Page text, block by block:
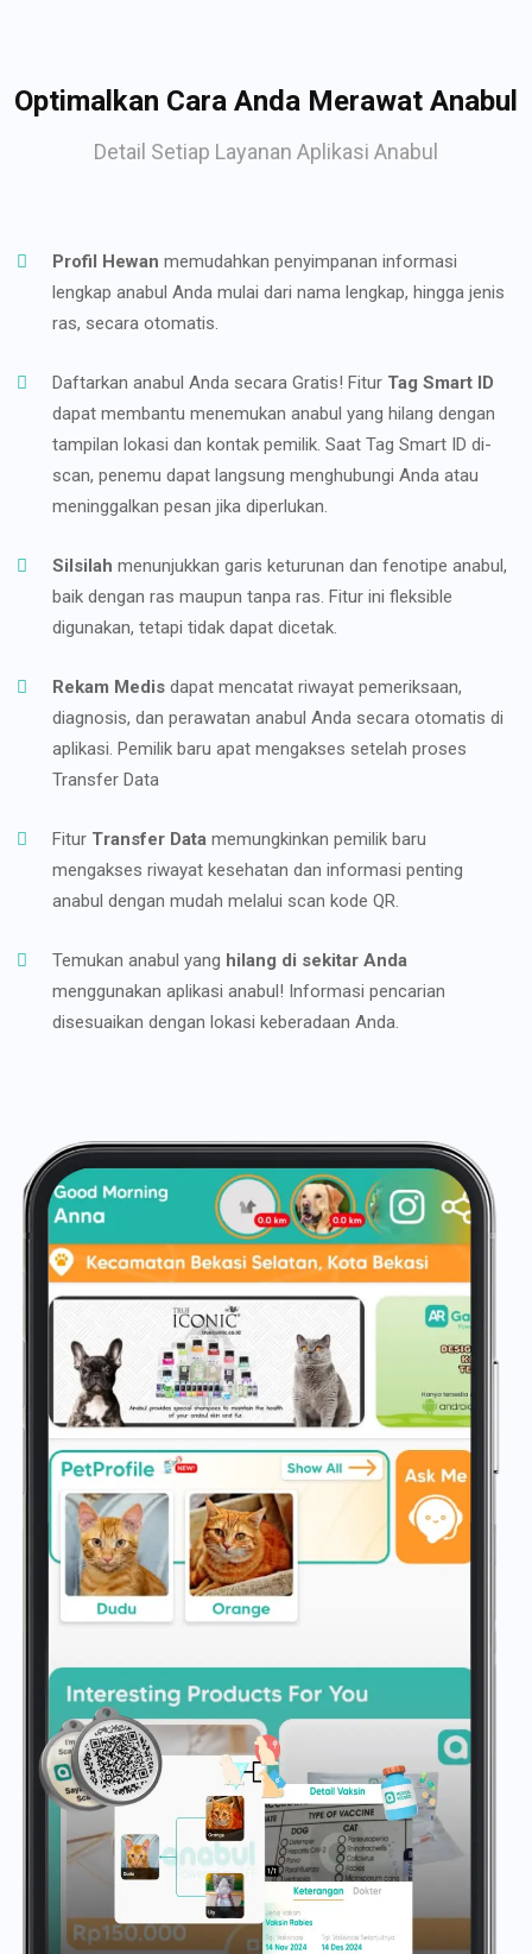
Optimalkan Cara Anda Merawat Anabul
Detail Setiap Layanan Aplikasi Anabul
Profil Hewan memudahkan penyimpanan informasi
lengkap anabul Anda mulai dari nama lengkap, hingga jenis
ras, secara otomatis.
Daftarkan anabul Anda secara Gratis! Fitur Tag Smart ID
dapat membantu menemukan anabul yang hilang dengan
tampilan lokasi dan kontak pemilik. Saat Tag Smart ID di-
scan, penemu dapat langsung menghubungi Anda atau
meninggalkan pesan jika diperlukan.
Silsilah menunjukkan garis keturunan dan fenotipe anabul,
baik dengan ras maupun tanpa ras. Fitur ini fleksible
digunakan, tetapi tidak dapat dicetak.
Rekam Medis dapat mencatat riwayat pemeriksaan,
diagnosis, dan perawatan anabul Anda secara otomatis di
aplikasi. Pemilik baru apat mengakses setelah proses
Transfer Data
Fitur Transfer Data memungkinkan pemilik baru
mengakses riwayat kesehatan dan informasi penting
anabul dengan mudah melalui scan kode QR.
Temukan anabul yang hilang di sekitar Anda
menggunakan aplikasi anabul! Informasi pencarian
disesuaikan dengan lokasi keberadaan Anda.